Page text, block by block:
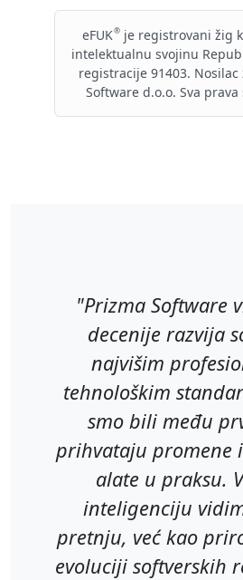
eFUK®je registrovani žig
intelektualnu svojinu
registracije 91403. Nosilac
Software d.o.o. Sva
"Prizma Software
decenije razvija
najvišim
tehnološkim
smo bili među
prihvataju promene
alate u praksu.
inteligenciju
pretnju, već kao
evoluciji softverskih